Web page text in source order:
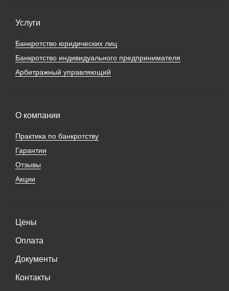
Услуги
Банкротство юридических лиц
Банкротство индивидуального предпринимателя
Арбитражный управляющий
О компании
Практика по банкротству
Гарантии
Отзывы
Акции
Цены
Оплата
Документы
Контакты